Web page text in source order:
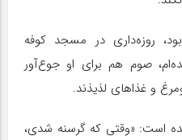
روزه‌داری در مسجد کوفه
صوم هم برای او جوع‌آور
و غذاهای لذیذند.
است: «وقتی که گرسنه شدی،